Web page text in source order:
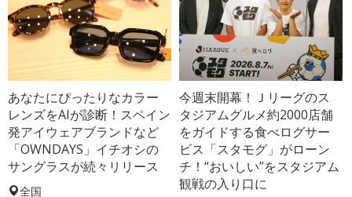
あなたにぴったりなカラー
レンズをAIが診断！スペイン
発アイウェアブランドなど
「OWNDAYS」イチオシの
サングラスが続々リリース
全国
今週末開幕！Ｊリーグのス
タジアムグルメ約2000店舗
をガイドする食べログサー
ビス「スタモグ」がローン
チ！“おいしい”をスタジアム
観戦の入り口に